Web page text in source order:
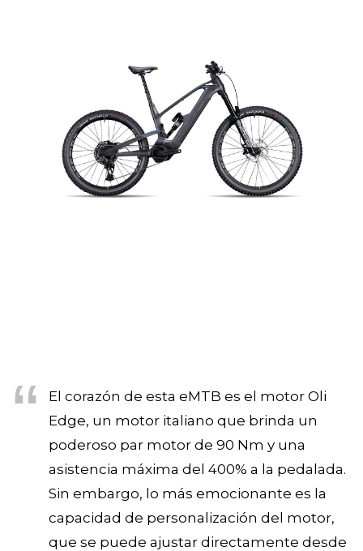
El corazón de esta eMTB es el motor Oli
Edge, un motor italiano que brinda un
poderoso par motor de 90 Nm y una
asistencia máxima del 400% a la pedalada.
Sin embargo, lo más emocionante es la
capacidad de personalización del motor,
que se puede ajustar directamente desde